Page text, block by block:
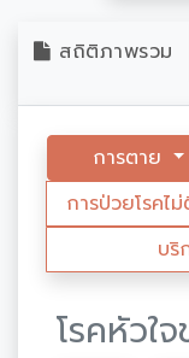
สถิติภาพรวม
การตาย
การป่วยโรคไ
บริ
โรคหัวใ